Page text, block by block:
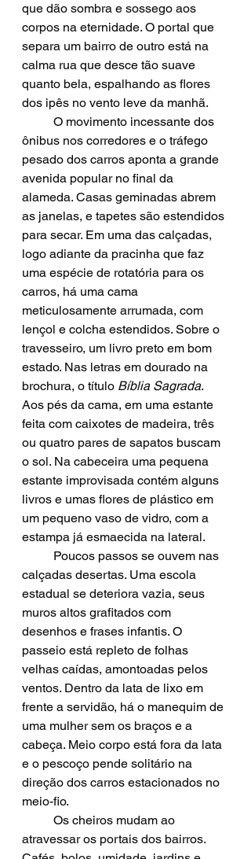
que dão sombra e sossego aos
corpos na eternidade. O portal que
separa um bairro de outro está na
calma rua que desce tão suave
quanto bela, espalhando as flores
dos ipês no vento leve da manhã.
ônibus nos corredores e o tráfego
pesado dos carros aponta a grande
avenida popular no final da
alameda. Casas geminadas abrem
as janelas, e tapetes são estendidos
para secar. Em uma das calçadas,
logo adiante da pracinha que faz
uma espécie de rotatória para os
carros, há uma cama
meticulosamente arrumada, com
lençol e colcha estendidos. Sobre o
travesseiro, um livro preto em bom
estado. Nas letras em dourado na
brochura, o título Bíblia Sagrada.
Aos pés da cama, em uma estante
feita com caixotes de madeira, três
ou quatro pares de sapatos buscam
o sol. Na cabeceira uma pequena
estante improvisada contém alguns
livros e umas flores de plástico em
um pequeno vaso de vidro, com a
estampa já esmaecida na lateral.
calçadas desertas. Uma escola
estadual se deteriora vazia, seus
muros altos grafitados com
desenhos e frases infantis. O
passeio está repleto de folhas
velhas caídas, amontoadas pelos
ventos. Dentro da lata de lixo em
frente a servidão, há o manequim de
uma mulher sem os braços e a
cabeça. Meio corpo está fora da lata
e o pescoço pende solitário na
direção dos carros estacionados no
meio-fio.
atravessar os portais dos bairros.